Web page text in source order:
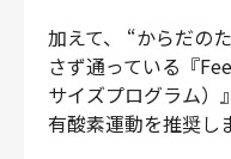
加えて、 “からだの
さず通っている『
サイズプログラム）
有酸素運動を推奨し